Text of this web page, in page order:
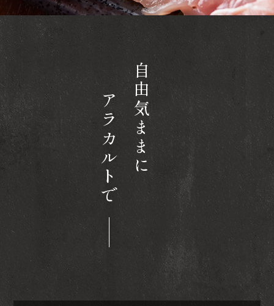
自由気ままに
アラカルトで